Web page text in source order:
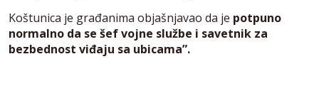
Koštunica je građanima objašnjavao da je potpuno
normalno da se šef vojne službe i savetnik za
bezbednost viđaju sa ubicama”.